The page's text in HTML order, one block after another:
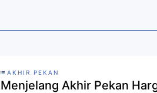
AKHIR PEKAN
Menjelang Akhir Pekan